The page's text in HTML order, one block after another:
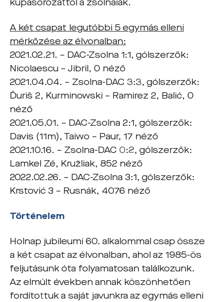
kupasorozattól a zsolnaiak.
A két csapat legutóbbi 5 egymás elleni
mérkőzése az élvonalban:
2021.02.21. – DAC-Zsolna 1:1, gólszerzők:
Nicolaescu – Jibril, 0 néző
2021.04.04. – Zsolna-DAC 3:3, gólszerzők:
Ďuriš 2, Kurminowski – Ramirez 2, Balić, 0
néző
2021.05.01. – DAC-Zsolna 2:1, gólszerzők:
Davis (11m), Taiwo – Paur, 17 néző
2021.10.16. – Zsolna-DAC 0:2, gólszerzők:
Lamkel Zé, Kružliak, 852 néző
2022.02.26. – DAC-Zsolna 3:1, gólszerzők:
Krstović 3 – Rusnák, 4076 néző
Történelem
Holnap jubileumi 60. alkalommal csap össze
a két csapat az élvonalban, ahol az 1985-ös
feljutásunk óta folyamatosan találkozunk.
Az elmúlt években annak köszönhetően
fordítottuk a saját javunkra az egymás elleni